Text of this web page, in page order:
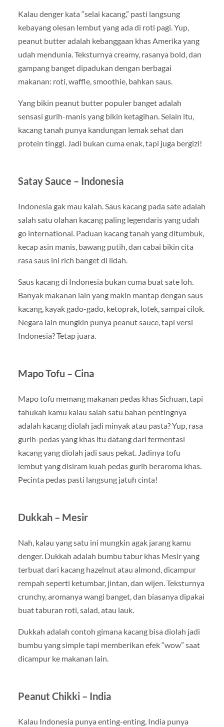
Kalau denger kata “selai kacang,” pasti langsung
kebayang olesan lembut yang ada di roti pagi. Yup,
peanut butter adalah kebanggaan khas Amerika yang
udah mendunia. Teksturnya creamy, rasanya bold, dan
gampang banget dipadukan dengan berbagai
makanan: roti, waffle, smoothie, bahkan saus.
Yang bikin peanut butter populer banget adalah
sensasi gurih-manis yang bikin ketagihan. Selain itu,
kacang tanah punya kandungan lemak sehat dan
protein tinggi. Jadi bukan cuma enak, tapi juga bergizi!
Satay Sauce – Indonesia
Indonesia gak mau kalah. Saus kacang pada sate adalah
salah satu olahan kacang paling legendaris yang udah
go international. Paduan kacang tanah yang ditumbuk,
kecap asin manis, bawang putih, dan cabai bikin cita
rasa saus ini rich banget di lidah.
Saus kacang di Indonesia bukan cuma buat sate loh.
Banyak makanan lain yang makin mantap dengan saus
kacang, kayak gado-gado, ketoprak, lotek, sampai cilok.
Negara lain mungkin punya peanut sauce, tapi versi
Indonesia? Tetap juara.
Mapo Tofu – Cina
Mapo tofu memang makanan pedas khas Sichuan, tapi
tahukah kamu kalau salah satu bahan pentingnya
adalah kacang diolah jadi minyak atau pasta? Yup, rasa
gurih-pedas yang khas itu datang dari fermentasi
kacang yang diolah jadi saus pekat. Jadinya tofu
lembut yang disiram kuah pedas gurih beraroma khas.
Pecinta pedas pasti langsung jatuh cinta!
Dukkah – Mesir
Nah, kalau yang satu ini mungkin agak jarang kamu
denger. Dukkah adalah bumbu tabur khas Mesir yang
terbuat dari kacang hazelnut atau almond, dicampur
rempah seperti ketumbar, jintan, dan wijen. Teksturnya
crunchy, aromanya wangi banget, dan biasanya dipakai
buat taburan roti, salad, atau lauk.
Dukkah adalah contoh gimana kacang bisa diolah jadi
bumbu yang simple tapi memberikan efek “wow” saat
dicampur ke makanan lain.
Peanut Chikki – India
Kalau Indonesia punya enting-enting, India punya